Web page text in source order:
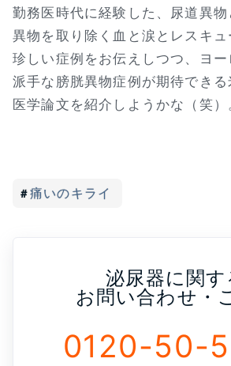
勤務医時代に経験した、尿道異
異物を取り除く血と涙とレスキュ
珍しい症例をお伝えしつつ、ヨー
派手な膀胱異物症例が期待でき
医学論文を紹介しようかな（笑）
痛いのキライ
泌尿器に関す
お問い合わせ・
0120-50-